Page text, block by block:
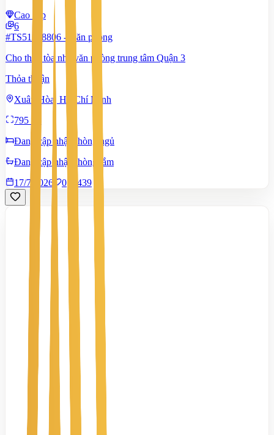
Cao cấp
6
#TS51338806 -
Văn phòng
Cho thuê tòa nhà văn phòng trung tâm Quận 3
Thỏa thuận
Xuân Hòa, Hồ Chí Minh
795 m²
Đang cập nhật phòng ngủ
Đang cập nhật phòng tắm
17/7/2026
0 439